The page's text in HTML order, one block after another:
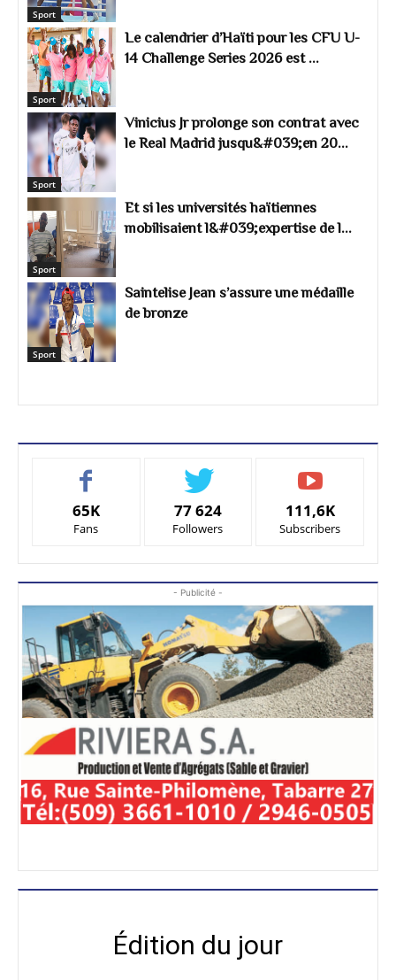
Sport
Sport
Le calendrier d’Haïti pour les CFU U-
14 Challenge Series 2026 est ...
Sport
Vinicius Jr prolonge son contrat avec
le Real Madrid jusqu&#039;en 20...
Sport
Et si les universités haïtiennes
mobilisaient l&#039;expertise de l...
Sport
Saintelise Jean s’assure une médaille
de bronze
65K
Fans
77 624
Followers
111,6K
Subscribers
- Publicité -
Édition du jour